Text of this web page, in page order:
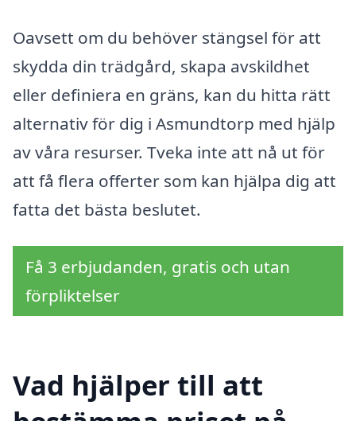
Oavsett om du behöver stängsel för att
skydda din trädgård, skapa avskildhet
eller definiera en gräns, kan du hitta rätt
alternativ för dig i Asmundtorp med hjälp
av våra resurser. Tveka inte att nå ut för
att få flera offerter som kan hjälpa dig att
fatta det bästa beslutet.
Få 3 erbjudanden, gratis och utan
förpliktelser
Vad hjälper till att